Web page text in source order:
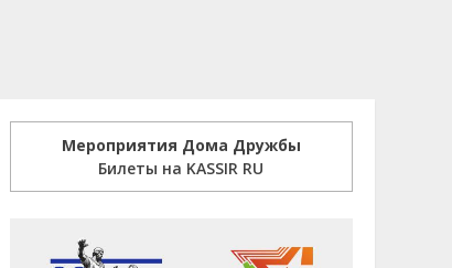
Мероприятия Дома Дружбы
Билеты на KASSIR RU